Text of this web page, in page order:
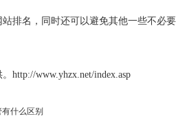
排名，同时还可以避免其他一些不
http://www.yhzx.net/index.asp
什么区别